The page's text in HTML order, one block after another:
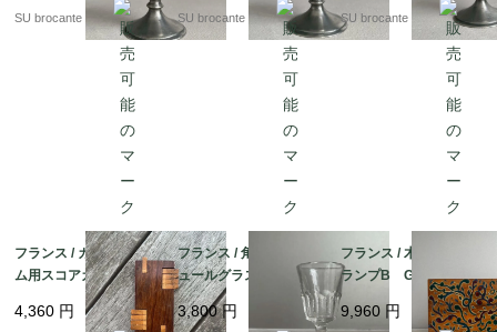
SU brocante SU brocante SU brocante
フランス / カードゲー
ム用スコアカウンタ
4,360 円
フランス / 角リブリキ
ュールグラス小 吹き
ガラス
3,800円
フランス / 木箱入りト
ランプB Grimaud
（グリモー）製 金彩
入り蔦柄
9,960 円